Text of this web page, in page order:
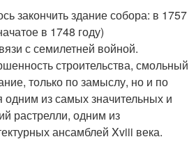
закончить здание собора: в 1757
в 1748 году)
с семилетней войной.
строительства, смольный
только по замыслу, но и по
одним из самых значительных и
растрелли, одним из
ансамблей Xviii века.